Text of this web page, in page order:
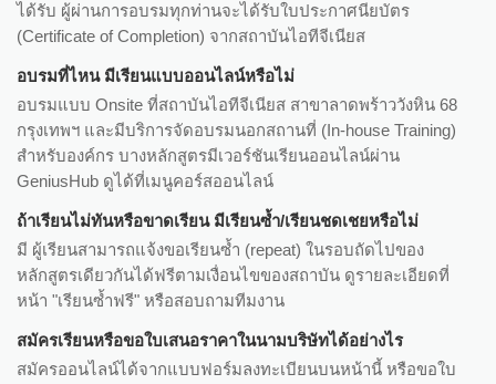
ได้รับ ผู้ผ่านการอบรมทุกท่านจะได้รับใบประกาศนียบัตร
(Certificate of Completion) จากสถาบันไอทีจีเนียส
อบรมที่ไหน มีเรียนแบบออนไลน์หรือไม่
อบรมแบบ Onsite ที่สถาบันไอทีจีเนียส สาขาลาดพร้าววังหิน 68
กรุงเทพฯ และมีบริการจัดอบรมนอกสถานที่ (In-house Training)
สำหรับองค์กร บางหลักสูตรมีเวอร์ชันเรียนออนไลน์ผ่าน
GeniusHub ดูได้ที่เมนูคอร์สออนไลน์
ถ้าเรียนไม่ทันหรือขาดเรียน มีเรียนซ้ำ/เรียนชดเชยหรือไม่
มี ผู้เรียนสามารถแจ้งขอเรียนซ้ำ (repeat) ในรอบถัดไปของ
หลักสูตรเดียวกันได้ฟรีตามเงื่อนไขของสถาบัน ดูรายละเอียดที่
หน้า "เรียนซ้ำฟรี" หรือสอบถามทีมงาน
สมัครเรียนหรือขอใบเสนอราคาในนามบริษัทได้อย่างไร
สมัครออนไลน์ได้จากแบบฟอร์มลงทะเบียนบนหน้านี้ หรือขอใบ